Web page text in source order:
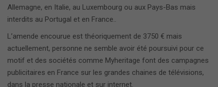
Allemagne, en Italie, au Luxembourg ou aux Pays-Bas mais
interdits au Portugal et en France..
L’amende encourue est théoriquement de 3750 € mais
actuellement, personne ne semble avoir été poursuivi pour ce
motif et des sociétés comme Myheritage font des campagnes
publicitaires en France sur les grandes chaines de télévisions,
dans la presse nationale et sur internet.